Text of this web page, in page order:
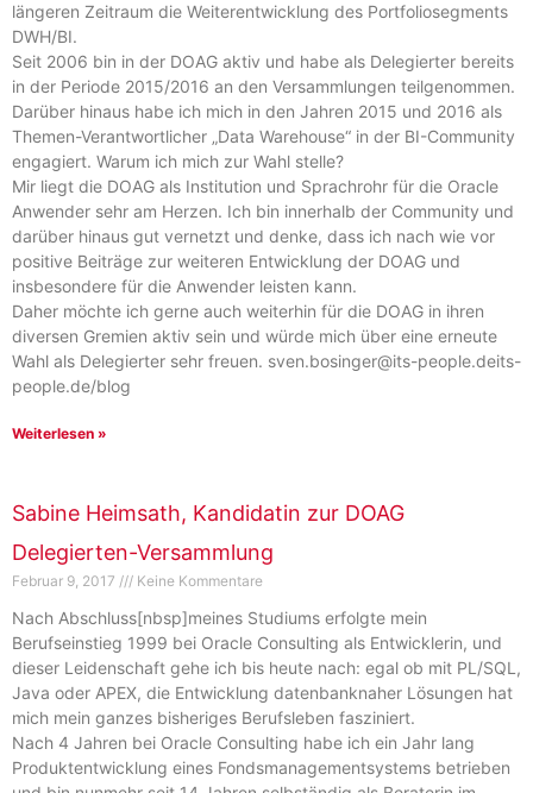
längeren Zeitraum die Weiterentwicklung des Portfoliosegments
DWH/BI.
Seit 2006 bin in der DOAG aktiv und habe als Delegierter bereits
in der Periode 2015/2016 an den Versammlungen teilgenommen.
Darüber hinaus habe ich mich in den Jahren 2015 und 2016 als
Themen-Verantwortlicher „Data Warehouse“ in der BI-Community
engagiert. Warum ich mich zur Wahl stelle?
Mir liegt die DOAG als Institution und Sprachrohr für die Oracle
Anwender sehr am Herzen. Ich bin innerhalb der Community und
darüber hinaus gut vernetzt und denke, dass ich nach wie vor
positive Beiträge zur weiteren Entwicklung der DOAG und
insbesondere für die Anwender leisten kann.
Daher möchte ich gerne auch weiterhin für die DOAG in ihren
diversen Gremien aktiv sein und würde mich über eine erneute
Wahl als Delegierter sehr freuen. sven.bosinger@its-people.deits-
people.de/blog
Weiterlesen »
Sabine Heimsath, Kandidatin zur DOAG
Delegierten-Versammlung
Februar 9, 2017 Keine Kommentare
Nach Abschluss[nbsp]meines Studiums erfolgte mein
Berufseinstieg 1999 bei Oracle Consulting als Entwicklerin, und
dieser Leidenschaft gehe ich bis heute nach: egal ob mit PL/SQL,
Java oder APEX, die Entwicklung datenbanknaher Lösungen hat
mich mein ganzes bisheriges Berufsleben fasziniert.
Nach 4 Jahren bei Oracle Consulting habe ich ein Jahr lang
Produktentwicklung eines Fondsmanagementsystems betrieben